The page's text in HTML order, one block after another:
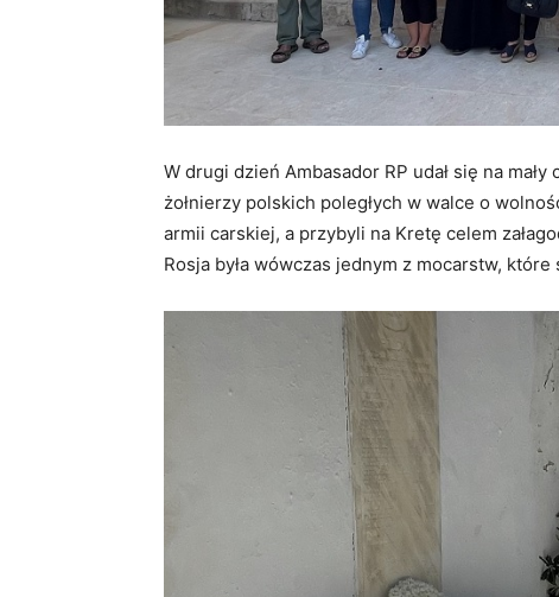
W drugi dzień Ambasador RP udał się na
żołnierzy polskich poległych w walce o
armii carskiej, a przybyli na Kretę celem
Rosja była wówczas jednym z mocarstw, które